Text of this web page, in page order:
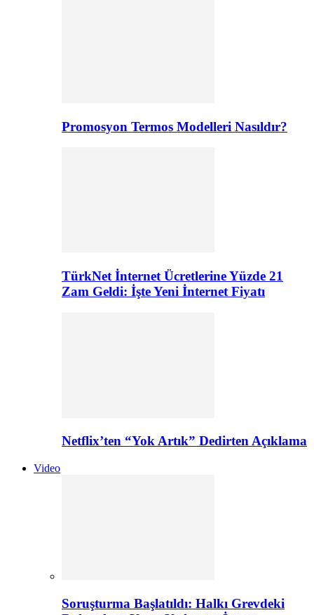
Promosyon Termos Modelleri Nasıldır?
TürkNet İnternet Ücretlerine Yüzde 21
Zam Geldi: İşte Yeni İnternet Fiyatı
Netflix’ten “Yok Artık” Dedirten Açıklama
Video
Soruşturma Başlatıldı: Halkı Grevdeki